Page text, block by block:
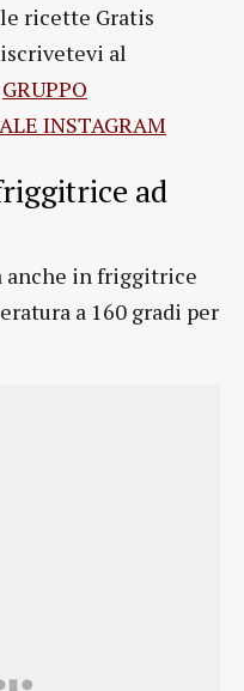
ricette Gratis
al
GRUPPO
INSTAGRAM
ad
anche in friggitrice
a 160 gradi per